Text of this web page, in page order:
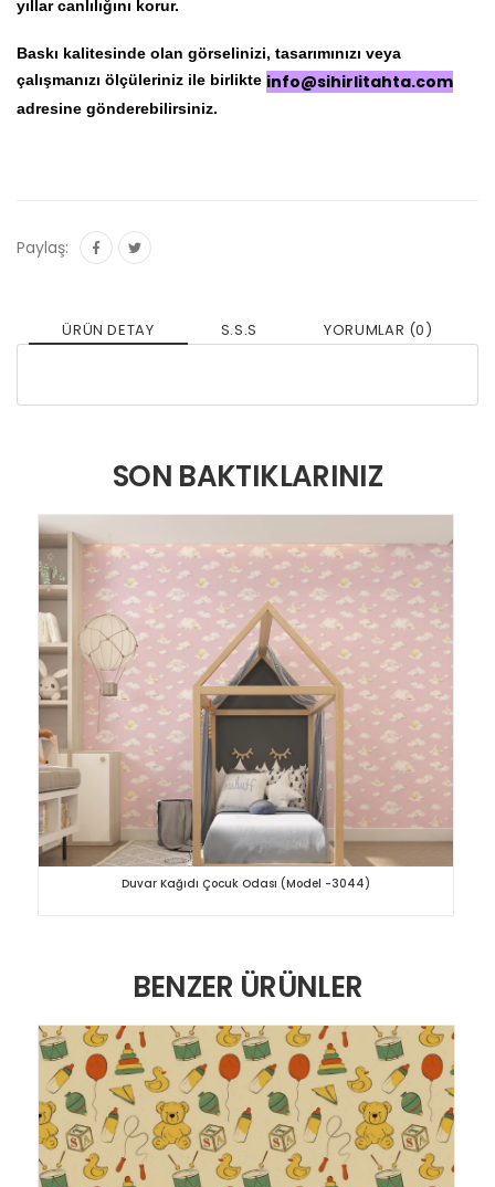
yıllar canlılığını korur.
Baskı kalitesinde olan görselinizi, tasarımınızı veya
çalışmanızı ölçüleriniz ile birlikte info@sihirlitahta.com
adresine gönderebilirsiniz.
Paylaş:
ÜRÜN DETAY S.S.S YORUMLAR (0)
SON BAKTIKLARINIZ
Duvar Kağıdı Çocuk Odası (Model -3044)
BENZER ÜRÜNLER